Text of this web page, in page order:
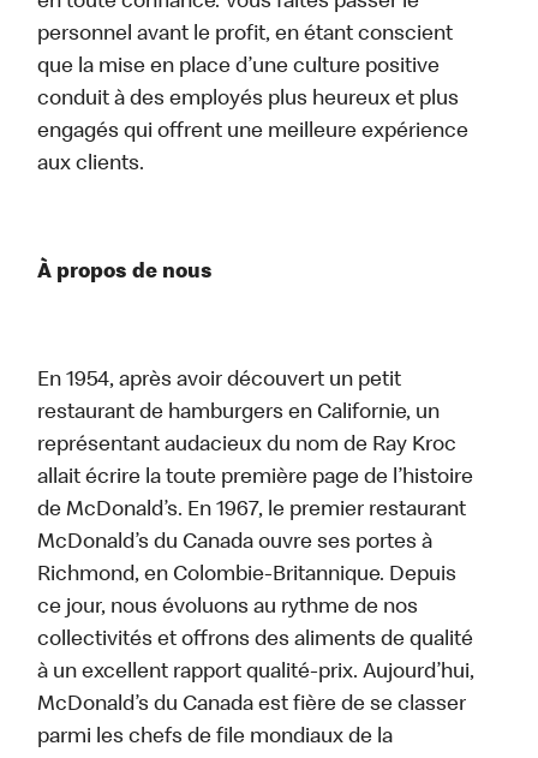
personnel avant le profit, en étant conscient
que la mise en place d’une culture positive
conduit à des employés plus heureux et plus
engagés qui offrent une meilleure expérience
aux clients.
À propos de nous
En 1954, après avoir découvert un petit
restaurant de hamburgers en Californie, un
représentant audacieux du nom de Ray Kroc
allait écrire la toute première page de l’histoire
de McDonald’s. En 1967, le premier restaurant
McDonald’s du Canada ouvre ses portes à
Richmond, en Colombie-Britannique. Depuis
ce jour, nous évoluons au rythme de nos
collectivités et offrons des aliments de qualité
à un excellent rapport qualité-prix. Aujourd’hui,
McDonald’s du Canada est fière de se classer
parmi les chefs de file mondiaux de la